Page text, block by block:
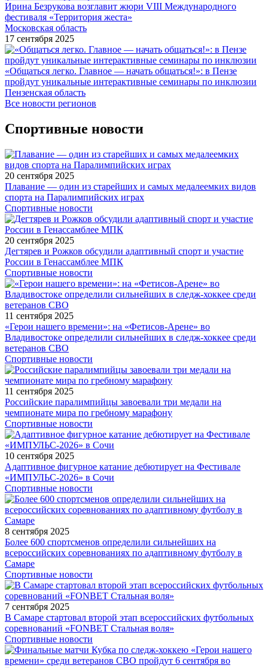
Ирина Безрукова возглавит жюри VIII Международного
фестиваля «Территория жеста»
Московская область
17 сентября 2025
«Общаться легко. Главное — начать общаться!»: в Пензе
пройдут уникальные интерактивные семинары по инклюзии
Пензенская область
Все новости регионов
Спортивные новости
20 сентября 2025
Плавание — один из старейших и самых медалеемких видов
спорта на Паралимпийских играх
Спортивные новости
20 сентября 2025
Дегтярев и Рожков обсудили адаптивный спорт и участие
России в Генассамблее МПК
Спортивные новости
11 сентября 2025
«Герои нашего времени»: на «Фетисов-Арене» во
Владивостоке определили сильнейших в следж-хоккее среди
ветеранов СВО
Спортивные новости
11 сентября 2025
Российские паралимпийцы завоевали три медали на
чемпионате мира по гребному марафону
Спортивные новости
10 сентября 2025
Адаптивное фигурное катание дебютирует на Фестивале
«ИМПУЛЬС-2026» в Сочи
Спортивные новости
8 сентября 2025
Более 600 спортсменов определили сильнейших на
всероссийских соревнованиях по адаптивному футболу в
Самаре
Спортивные новости
7 сентября 2025
В Самаре стартовал второй этап всероссийских футбольных
соревнований «FONBET Стальная воля»
Спортивные новости